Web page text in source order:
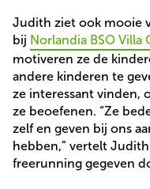
Judith ziet ook mooie
bij Norlandia BSO Villa
motiveren ze de
andere kinderen te
ze interessant vinden,
ze beoefenen. “Ze
zelf en geven bij ons
hebben,” vertelt
freerunning gegeven